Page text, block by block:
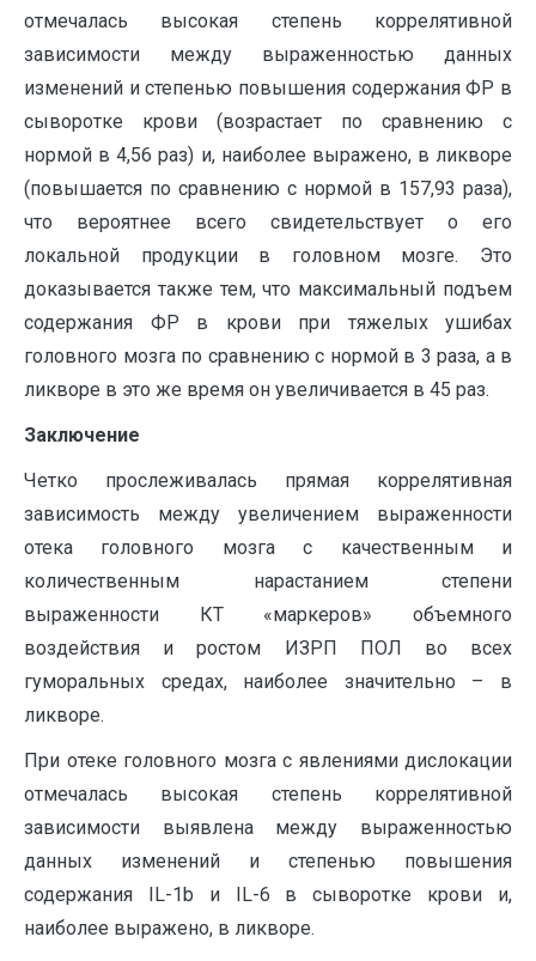
отмечалась высокая степень коррелятивной
зависимости между выраженностью данных
изменений и степенью повышения содержания ФР в
сыворотке крови (возрастает по сравнению с
нормой в 4,56 раз) и, наиболее выражено, в ликворе
(повышается по сравнению с нормой в 157,93 раза),
что вероятнее всего свидетельствует о его
локальной продукции в головном мозге. Это
доказывается также тем, что максимальный подъем
содержания ФР в крови при тяжелых ушибах
головного мозга по сравнению с нормой в 3 раза, а в
ликворе в это же время он увеличивается в 45 раз.
Заключение
Четко прослеживалась прямая коррелятивная
зависимость между увеличением выраженности
отека головного мозга с качественным и
количественным нарастанием степени
выраженности КТ «маркеров» объемного
воздействия и ростом ИЗРП ПОЛ во всех
гуморальных средах, наиболее значительно – в
ликворе.
При отеке головного мозга с явлениями дислокации
отмечалась высокая степень коррелятивной
зависимости выявлена между выраженностью
данных изменений и степенью повышения
содержания IL-1b и IL-6 в сыворотке крови и,
наиболее выражено, в ликворе.